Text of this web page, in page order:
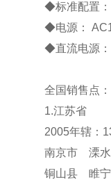
◆标准配置
◆电源：
◆直流电源
全国销售点：
1.江苏省
2005年辖：
南京市 溧
铜山县 睢